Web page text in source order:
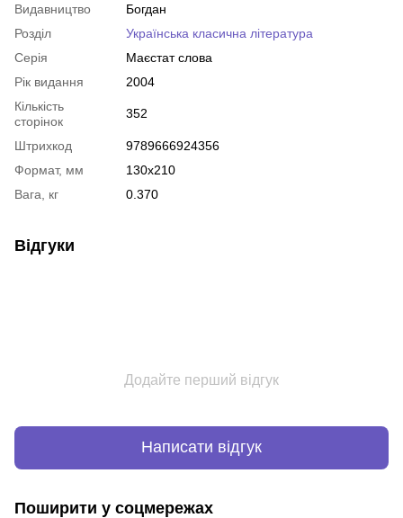
Видавництво
Богдан
Розділ
Українська класична література
Серія
Маєстат слова
Рік видання
2004
Кількість
сторінок
352
Штрихкод
9789666924356
Формат, мм
130x210
Вага, кг
0.370
Відгуки
Додайте перший відгук
Написати відгук
Поширити у соцмережах